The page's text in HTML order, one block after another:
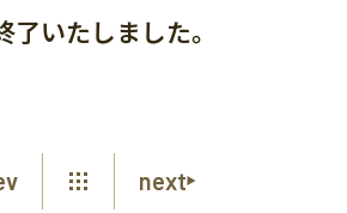
了いたしました。
next